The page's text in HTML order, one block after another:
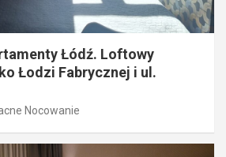
Łódź. Loftowy
Łodzi Fabrycznej i ul.
Nocowanie